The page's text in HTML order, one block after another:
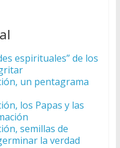
espirituales” de los
un pentagrama
los Papas y las
semillas de
la verdad